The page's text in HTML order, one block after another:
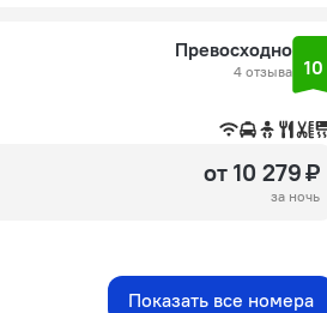
Превосходно
4 отзыва 10
от 10 279 ₽
за ночь
Показать все номера